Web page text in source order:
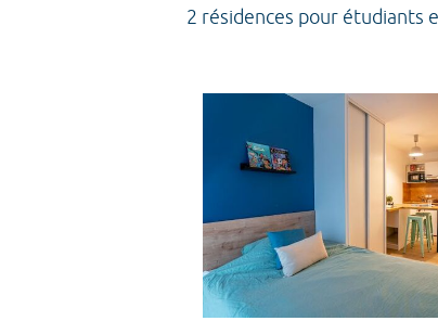
2 résidences pour étudiants